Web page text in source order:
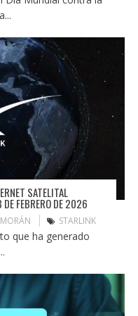
SATELITAL
DE FEBRERO DE 2026
STARLINK
que ha generado